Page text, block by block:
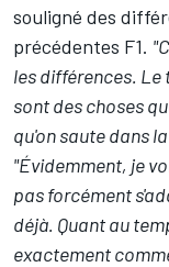
souligné des
précédentes F1.
les différences.
sont des choses
qu'on saute dans
"Évidemment, je
pas forcément
déjà. Quant au
exactement